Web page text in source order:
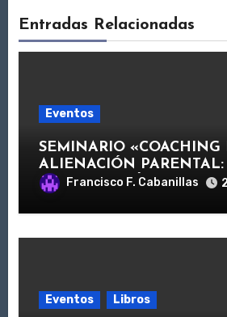
Entradas Relacionadas
Eventos
SEMINARIO «COACHING
ALIENACIÓN
INTERVENCIÓN»
Francisco F. Cabanillas
Eventos Libros